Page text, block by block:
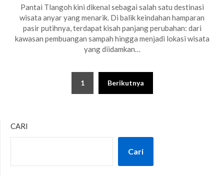
Pantai Tlangoh kini dikenal sebagai salah satu destinasi
wisata anyar yang menarik. Di balik keindahan hamparan
pasir putihnya, terdapat kisah panjang perubahan: dari
kawasan pembuangan sampah hingga menjadi lokasi wisata
yang diidamkan…
1 Berikutnya
CARI
Cari